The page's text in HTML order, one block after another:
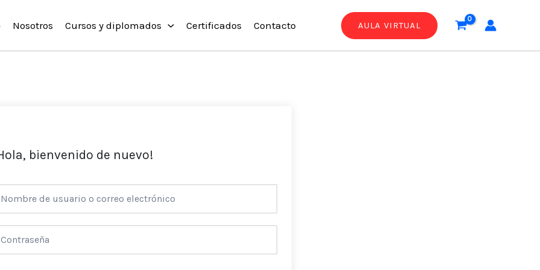
Nosotros Cursos y diplomados Certificados Contacto AULA VIRTUAL
bienvenido de nuevo!